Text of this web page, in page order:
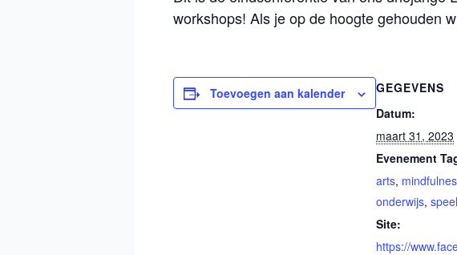
workshops! Als je op de hoogte gehouden
Toevoegen aan kalender
GEGEVENS
Datum:
maart 31, 2023
Evenement
arts,
onderwijs,
Site:
https://